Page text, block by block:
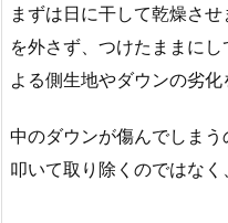
まずは日に干して乾燥さ
を外さず、つけたままに
よる側生地やダウンの劣化
中のダウンが傷んでしま
叩いて取り除くのではなく